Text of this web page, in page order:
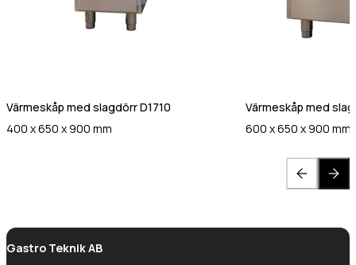
Värmeskåp med slagdörr D1710
400 x 650 x 900 mm
Värmeskåp med
600 x 650 x 900 mm
Gastro Teknik AB